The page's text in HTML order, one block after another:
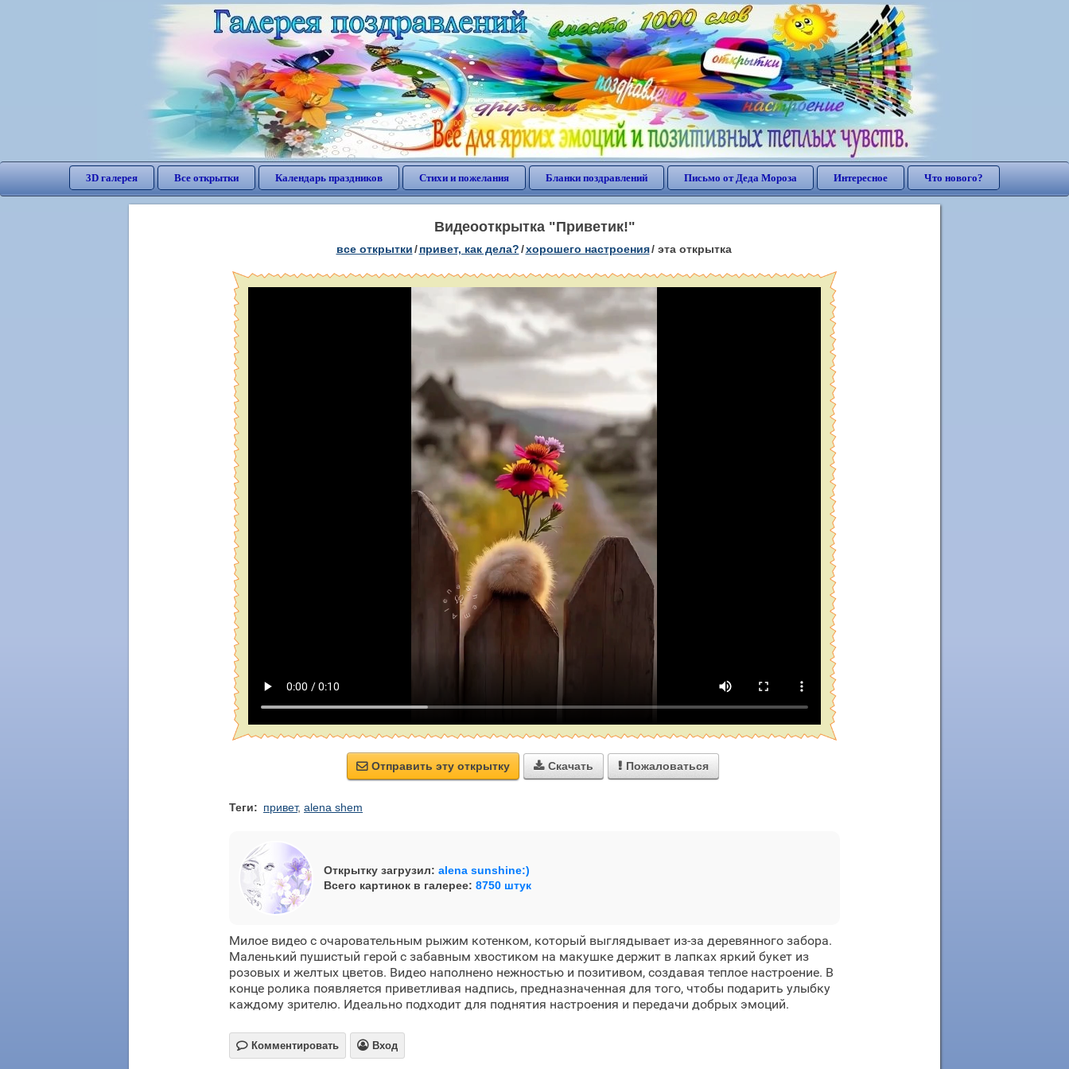
3D галерея Все открытки Календарь праздников Стихи и пожелания Бланки поздравлений Письмо от Деда Мороза Интересное Что нового?
Видеооткрытка "Приветик!"
все открытки/ привет, как дела?/хорошего настроения/ эта открытка
 Отправить эту открытку  Скачать  Пожаловаться
Теги: привет, alena shem
Открытку загрузил: alena sunshine:)
Всего картинок в галерее: 8750 штук
Милое видео с очаровательным рыжим котенком, который выглядывает из-за деревянного забора.
Маленький пушистый герой с забавным хвостиком на макушке держит в лапках яркий букет из
розовых и желтых цветов. Видео наполнено нежностью и позитивом, создавая теплое настроение. В
конце ролика появляется приветливая надпись, предназначенная для того, чтобы подарить улыбку
каждому зрителю. Идеально подходит для поднятия настроения и передачи добрых эмоций.
 Комментировать  Вход